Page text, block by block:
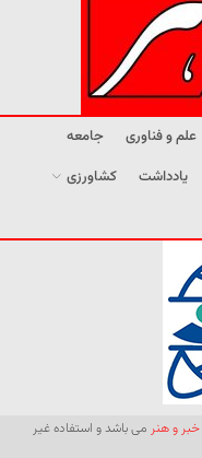
علم و فناوری
جامعه
یادداشت
کشاورزی
خبر و هنر می باشد و استفاده غیر